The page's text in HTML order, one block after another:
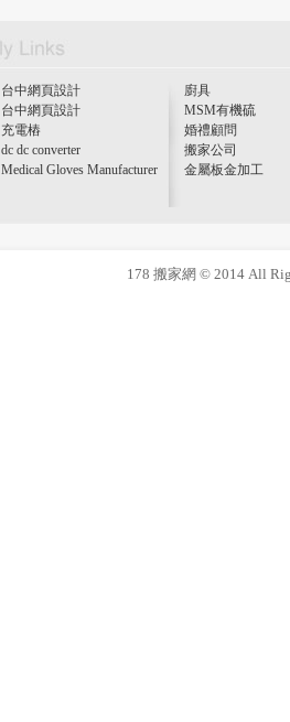
台中網頁設計
廚具
台中網頁設計
MSM有機硫
充電樁
婚禮顧問
dc dc converter
搬家公司
Medical Gloves Manufacturer 金屬板金加工
178 搬家網 © 2014 All